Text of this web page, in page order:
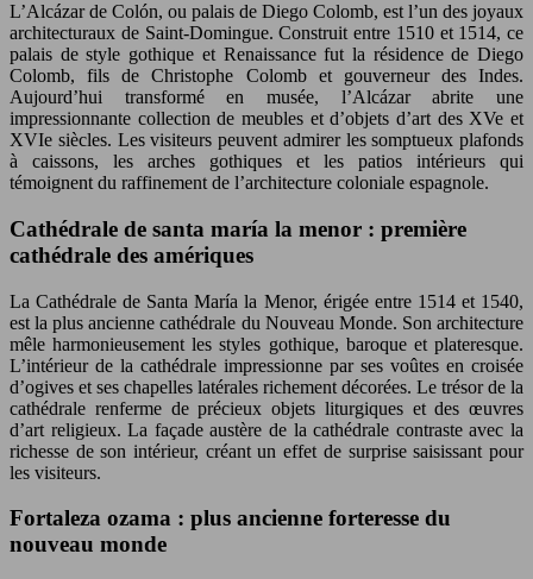
L’Alcázar de Colón, ou palais de Diego Colomb, est l’un des joyaux
architecturaux de Saint-Domingue. Construit entre 1510 et 1514, ce
palais de style gothique et Renaissance fut la résidence de Diego
Colomb, fils de Christophe Colomb et gouverneur des Indes.
Aujourd’hui transformé en musée, l’Alcázar abrite une
impressionnante collection de meubles et d’objets d’art des XVe et
XVIe siècles. Les visiteurs peuvent admirer les somptueux plafonds
à caissons, les arches gothiques et les patios intérieurs qui
témoignent du raffinement de l’architecture coloniale espagnole.
Cathédrale de santa maría la menor : première
cathédrale des amériques
La Cathédrale de Santa María la Menor, érigée entre 1514 et 1540,
est la plus ancienne cathédrale du Nouveau Monde. Son architecture
mêle harmonieusement les styles gothique, baroque et plateresque.
L’intérieur de la cathédrale impressionne par ses voûtes en croisée
d’ogives et ses chapelles latérales richement décorées. Le trésor de la
cathédrale renferme de précieux objets liturgiques et des œuvres
d’art religieux. La façade austère de la cathédrale contraste avec la
richesse de son intérieur, créant un effet de surprise saisissant pour
les visiteurs.
Fortaleza ozama : plus ancienne forteresse du
nouveau monde